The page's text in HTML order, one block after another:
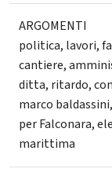
ARGOMENTI
politica, lavori,
cantiere,
ditta, ritardo,
marco baldassini,
per Falconara,
marittima